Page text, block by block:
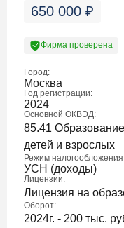
650 000 ₽
Фирма проверена
Город:
Москва
Год регистрации:
2024
Основной ОКВЭД:
85.41
детей и взрослых
Режим
УСН (доходы)
Лицензии:
Лицензия на
Оборот:
2024г. - 200 тыс.